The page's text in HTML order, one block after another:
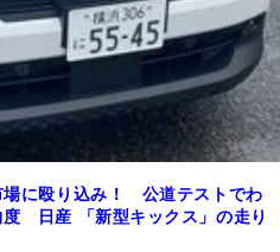
場に殴り込み！ 公道テストでわ
日産 「新型キックス」の走り